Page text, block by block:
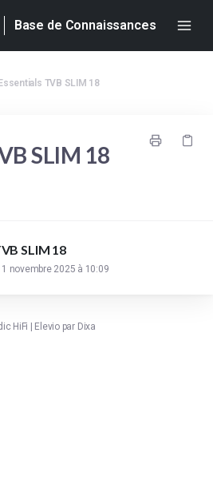
Base de Connaissances
Essentials TVB SLIM 18
SLIM 18
SLIM 18
novembre 2025 à 10:09
HiFi Elevio par Dixa